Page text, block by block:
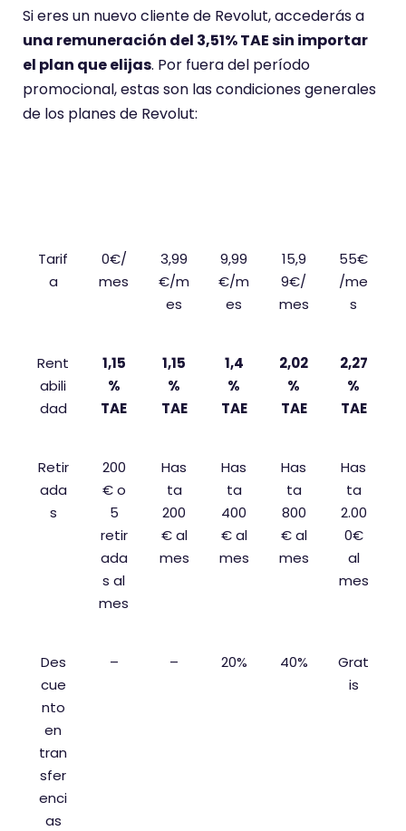
Si eres un nuevo cliente de Revolut, accederás a
una remuneración del 3,51% TAE sin importar
el plan que elijas. Por fuera del período
promocional, estas son las condiciones generales
de los planes de Revolut:
Tarif
a
0€/
mes
3,99
€/m
es
9,99
€/m
es
15,9
9€/
mes
55€
/me
s
Rent
abili
dad
1,15
%
TAE
1,15
%
TAE
1,4
%
TAE
2,02
%
TAE
2,27
%
TAE
Retir
ada
s
200
€ o
5
retir
ada
s al
mes
Has
ta
200
€ al
mes
Has
ta
400
€ al
mes
Has
ta
800
€ al
mes
Has
ta
2.00
0€
al
mes
Des
cue
nto
en
tran
sfer
enci
as
– – 20% 40%
Grat
is